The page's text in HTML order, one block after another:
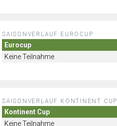
SAISONVERLAUF EUROCUP
Eurocup
Keine Teilnahme
SAISONVERLAUF KONTINENT CUP
Kontinent Cup
Keine Teilnahme